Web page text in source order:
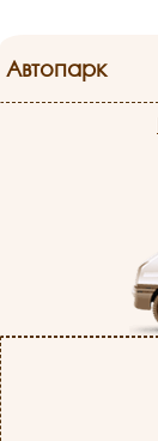
Автопарк